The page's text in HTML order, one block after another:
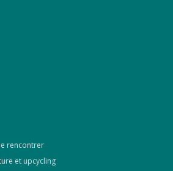
rencontrer
et upcycling